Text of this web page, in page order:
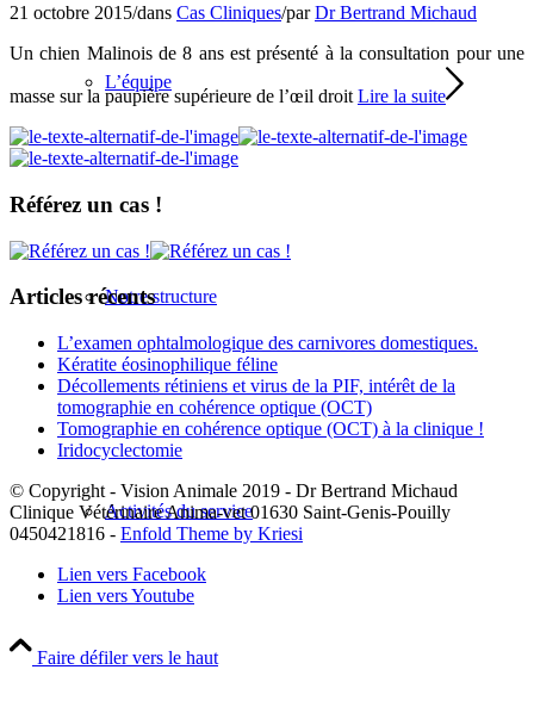
L’équipe
Notre structure
Activités du service
21 octobre 2015/dans Cas Cliniques/parDr Bertrand Michaud
Un chien Malinois de 8 ans est présenté à la consultation pour une
masse sur la paupière supérieure de l’œil droit Lire la suite
Référez un cas !
Articles récents
L’examen ophtalmologique des carnivores domestiques.
Kératite éosinophilique féline
Décollements rétiniens et virus de la PIF, intérêt de la
tomographie en cohérence optique (OCT)
Tomographie en cohérence optique (OCT) à la clinique !
Iridocyclectomie
© Copyright - Vision Animale 2019 - Dr Bertrand Michaud
Clinique Vétérinaire Anima-vet 01630 Saint-Genis-Pouilly
0450421816 - Enfold Theme by Kriesi
Lien vers Facebook
Lien vers Youtube
Faire défiler vers le haut